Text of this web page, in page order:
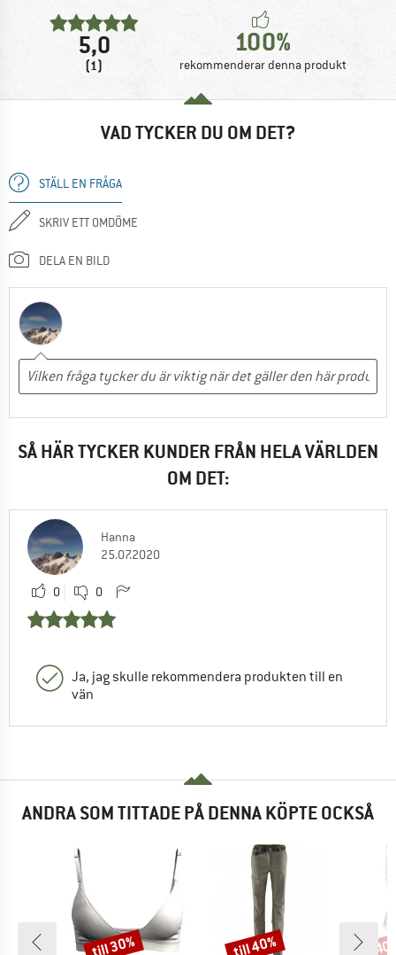
5,0
(1)
100%
rekommenderar denna produkt
VAD TYCKER DU OM DET?
STÄLL EN FRÅGA
SKRIV ETT OMDÖME
DELA EN BILD
SÅ HÄR TYCKER KUNDER FRÅN HELA VÄRLDEN
OM DET:
Hanna
25.07.2020
0 0
Ja, jag skulle rekommendera produkten till en
vän
ANDRA SOM TITTADE PÅ DENNA KÖPTE OCKSÅ
Rabatt
till 30% Rabatt
till 40%